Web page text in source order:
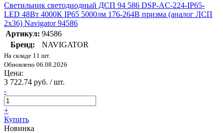
Светильник светодиодный ДСП 94 586 DSP-AC-224-IP65-
LED 48Вт 4000К IP65 5000лм 176-264В призма (аналог ЛСП
2х36) Navigator 94586
Артикул: 94586
Бренд:
NAVIGATOR
На складе 11 шт.
Обновлено 06.08.2026
Цена:
3 722.74 руб. / шт.
-
+
Купить
Новинка